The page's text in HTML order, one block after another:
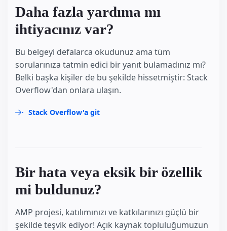
Daha fazla yardıma mı
ihtiyacınız var?
Bu belgeyi defalarca okudunuz ama tüm
sorularınıza tatmin edici bir yanıt bulamadınız mı?
Belki başka kişiler de bu şekilde hissetmiştir: Stack
Overflow'dan onlara ulaşın.
Stack Overflow'a git
Bir hata veya eksik bir özellik
mi buldunuz?
AMP projesi, katılımınızı ve katkılarınızı güçlü bir
şekilde teşvik ediyor! Açık kaynak topluluğumuzun